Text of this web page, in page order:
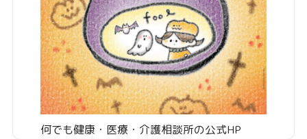
何でも健康・医療・介護相談所の公式HP